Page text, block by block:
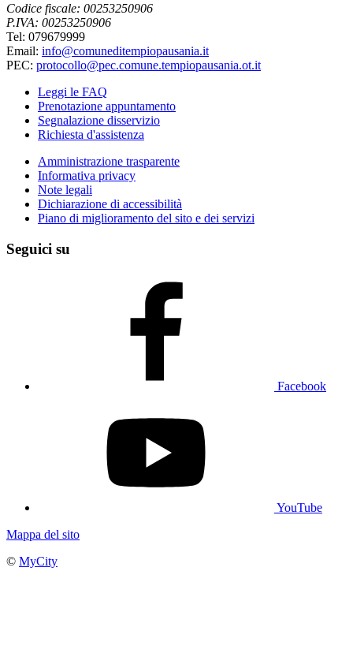
Codice fiscale: 00253250906
P.IVA: 00253250906
Tel: 079679999
Email: info@comuneditempiopausania.it
PEC: protocollo@pec.comune.tempiopausania.ot.it
Leggi le FAQ
Prenotazione appuntamento
Segnalazione disservizio
Richiesta d'assistenza
Amministrazione trasparente
Informativa privacy
Note legali
Dichiarazione di accessibilità
Piano di miglioramento del sito e dei servizi
Seguici su
Facebook
YouTube
Mappa del sito
© MyCity